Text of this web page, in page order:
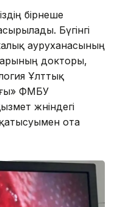
бірнеше
Бүгінгі
ауруханасының
докторы,
Ұлттық
ФМБУ
жөніндегі
ота